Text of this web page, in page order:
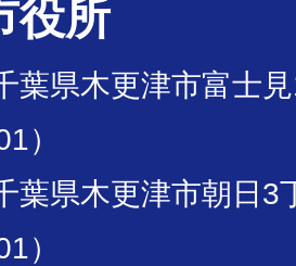
役所
県木更津市富士
）
県木更津市朝日3
）